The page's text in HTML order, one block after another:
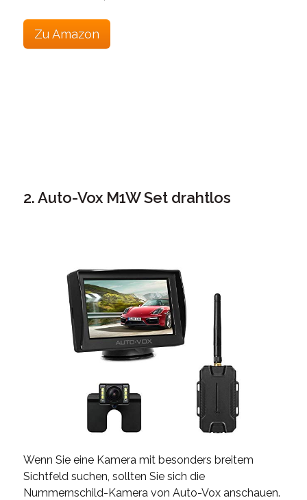
Zu Amazon
2. Auto-Vox M1W Set drahtlos
Wenn Sie eine Kamera mit besonders breitem
Sichtfeld suchen, sollten Sie sich die
Nummernschild-Kamera von Auto-Vox anschauen.